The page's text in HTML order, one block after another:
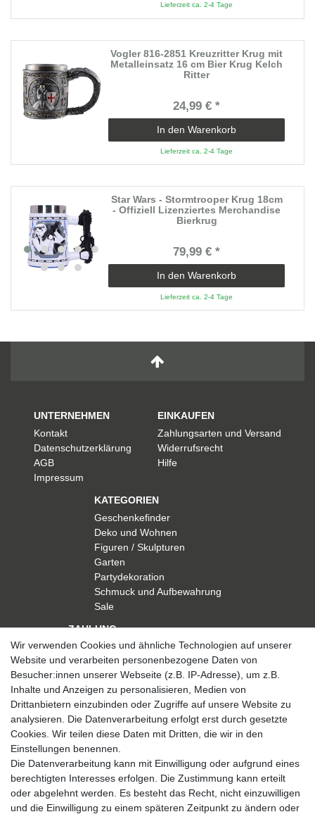
Lieferzeit ca. 2-4 Tage
Vogler 816-2851 Kreuzritter Krug mit
Metalleinsatz 16 cm Bier Krug Kelch
Ritter
24,99 € *
In den Warenkorb
Lieferzeit ca. 2-4 Tage
Star Wars - Stormtrooper Krug 18cm
- Offiziell Lizenziertes Merchandise
Bierkrug
79,99 € *
In den Warenkorb
Lieferzeit ca. 2-4 Tage
UNTERNEHMEN
Kontakt
Datenschutzerklärung
AGB
Impressum
EINKAUFEN
Zahlungsarten und Versand
Widerrufsrecht
Hilfe
KATEGORIEN
Geschenkefinder
Deko und Wohnen
Figuren / Skulpturen
Garten
Partydekoration
Schmuck und Aufbewahrung
Sale
ZAHLUNG
VERSAND
SICHER EINKAUFEN
Sicher einkaufen mit
Wir verwenden Cookies und ähnliche Technologien auf unserer
Website und verarbeiten personenbezogene Daten von
Besucher:innen unserer Webseite (z.B. IP-Adresse), um z.B.
Inhalte und Anzeigen zu personalisieren, Medien von
Drittanbietern einzubinden oder Zugriffe auf unsere Website zu
analysieren. Die Datenverarbeitung erfolgt erst durch gesetzte
Cookies. Wir teilen diese Daten mit Dritten, die wir in den
Einstellungen benennen.
Die Datenverarbeitung kann mit Einwilligung oder aufgrund eines
berechtigten Interesses erfolgen. Die Zustimmung kann erteilt
oder abgelehnt werden. Es besteht das Recht, nicht einzuwilligen
und die Einwilligung zu einem späteren Zeitpunkt zu ändern oder